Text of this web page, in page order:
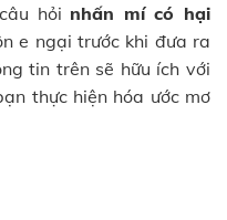
hỏi nhấn mí có hại
e ngại trước khi đưa ra
tin trên sẽ hữu ích với
thực hiện hóa ước mơ